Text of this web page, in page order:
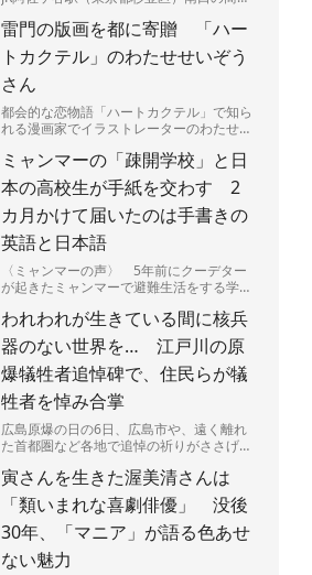
る。今年で70回目の...
雷門の版画を都に寄贈 「ハー
トカクテル」のわたせせいぞう
さん
都会的な恋物語「ハートカクテル」で知ら
れる漫画家でイラストレーターのわたせせ
雷門を描いた版画「...
ミャンマーの「疎開学校」と日
本の高校生が手紙を交わす 2
カ月かけて届いたのは手書きの
英語と日本語
〈ミャンマーの声〉 5年前にクーデター
が起きたミャンマーで避難生活をする学生
ている。内戦が続くミ...
われわれが生きている間に核兵
器のない世界を… 江戸川の原
爆犠牲者追悼碑で、住民らが犠
牲者を悼み合掌
広島原爆の日の6日、広島市や、遠く離れ
た首都圏など各地で追悼の祈りがささげら
海にした原爆投下から...
寅さんを生きた渥美清さんは
「類いまれな喜劇俳優」 没後
30年、「マニア」が語る色あせ
ない魅力